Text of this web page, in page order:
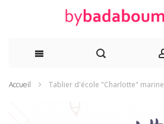
Accueil Tablier d'école "Charlotte" marine